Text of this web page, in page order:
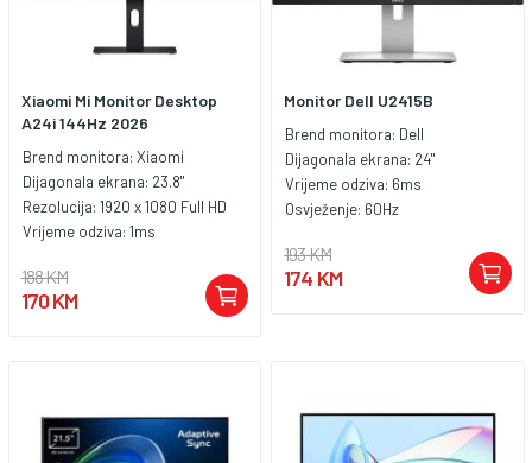
Xiaomi Mi Monitor Desktop
A24i 144Hz 2026
Brend monitora: Xiaomi
Dijagonala ekrana: 23.8"
Rezolucija: 1920 x 1080 Full HD
Vrijeme odziva: 1ms
188 KM
170 KM
Monitor Dell U2415B
Brend monitora: Dell
Dijagonala ekrana: 24"
Vrijeme odziva: 6ms
Osvježenje: 60Hz
193 KM
174 KM